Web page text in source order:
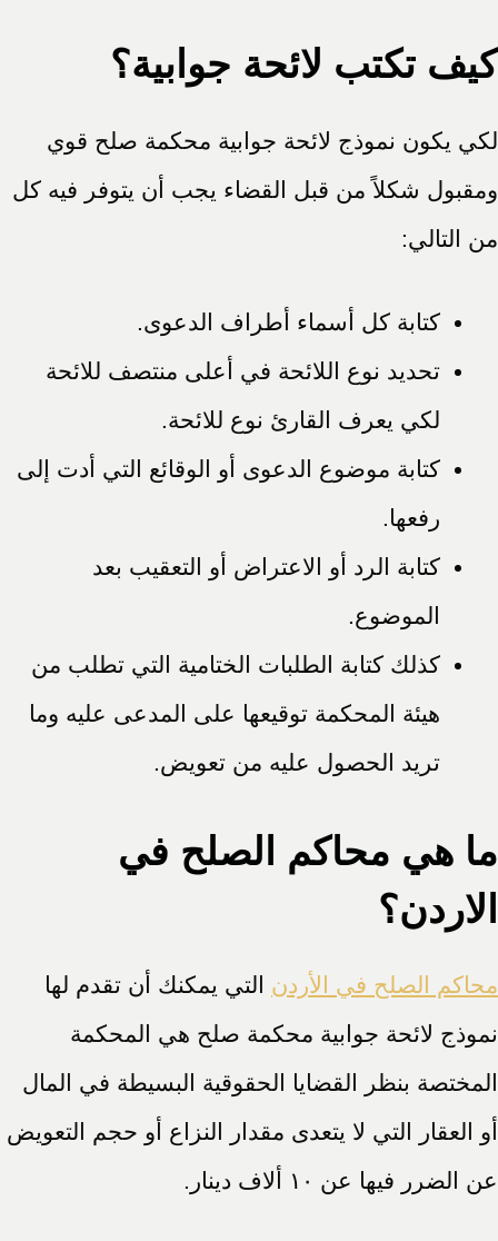
كيف تكتب لائحة جوابية؟
لكي يكون نموذج لائحة جوابية محكمة صلح قوي
ومقبول شكلاً من قبل القضاء يجب أن يتوفر فيه كل
من التالي:
كتابة كل أسماء أطراف الدعوى.
تحديد نوع اللائحة في أعلى منتصف للائحة
لكي يعرف القارئ نوع للائحة.
كتابة موضوع الدعوى أو الوقائع التي أدت إلى
رفعها.
كتابة الرد أو الاعتراض أو التعقيب بعد
الموضوع.
كذلك كتابة الطلبات الختامية التي تطلب من
هيئة المحكمة توقيعها على المدعى عليه وما
تريد الحصول عليه من تعويض.
ما هي محاكم الصلح في
الاردن؟
محاكم الصلح في الأردن التي يمكنك أن تقدم لها
نموذج لائحة جوابية محكمة صلح هي المحكمة
المختصة بنظر القضايا الحقوقية البسيطة في المال
أو العقار التي لا يتعدى مقدار النزاع أو حجم التعويض
عن الضرر فيها عن ١٠ ألاف دينار.